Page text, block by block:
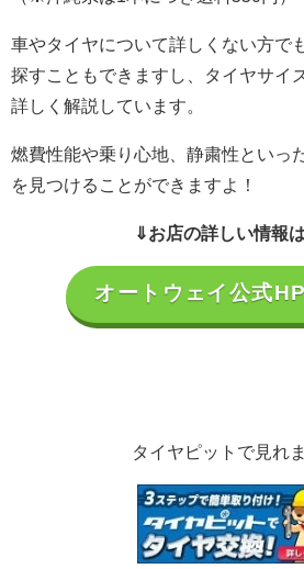
車やタイヤについて詳しくない方で
探すこともできますし、タイヤサイ
詳しく解説しています。
燃費性能や乗り心地、静粛性といっ
を見つけることができますよ！
⇓お店の詳しい情報
オートウェイ公式
タイヤピットで見れ